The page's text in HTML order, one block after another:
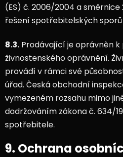
(ES) č. 2006/2004 a
řešení spotřebitelských
8.3. Prodávající je oprávněn
živnostenského oprávnění.
provádí v rámci své
úřad. Česká obchodní
vymezeném rozsahu mimo
dodržováním zákona č. 634/
spotřebitele.
9. Ochrana